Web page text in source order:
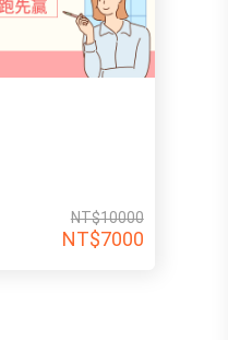
NT$10000
NT$7000